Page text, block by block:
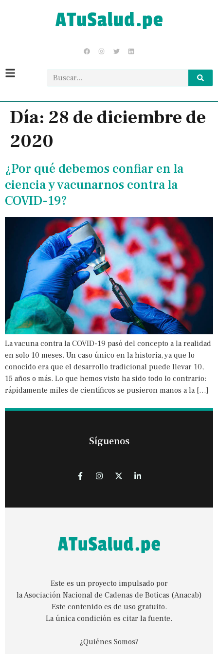
Día: 28 de diciembre de
2020
¿Por qué debemos confiar en la
ciencia y vacunarnos contra la
COVID-19?
La vacuna contra la COVID-19 pasó del concepto a la realidad
en solo 10 meses. Un caso único en la historia, ya que lo
conocido era que el desarrollo tradicional puede llevar 10,
15 años o más. Lo que hemos visto ha sido todo lo contrario:
rápidamente miles de científicos se pusieron manos a la […]
Síguenos
Este es un proyecto impulsado por
la Asociación Nacional de Cadenas de Boticas (Anacab)
Este contenido es de uso gratuito.
La única condición es citar la fuente.
¿Quiénes Somos?